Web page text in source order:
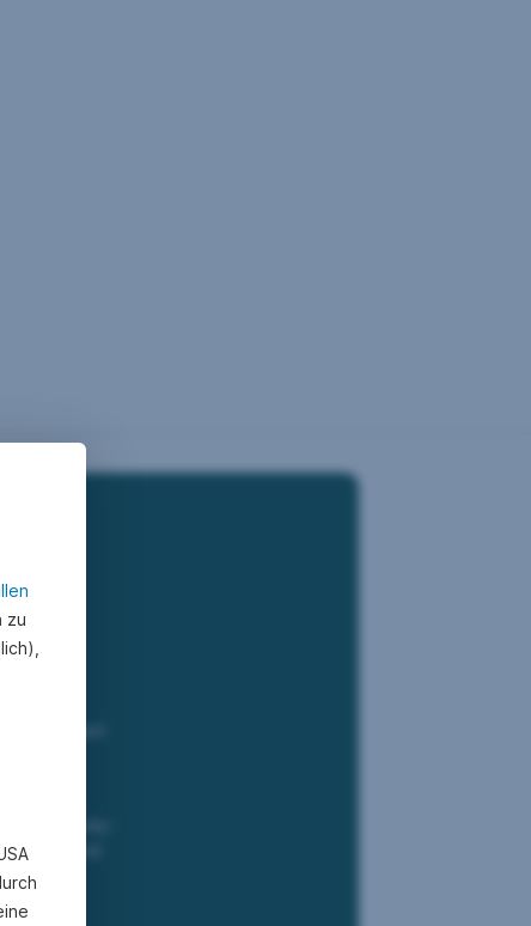
Equity-
und
zu